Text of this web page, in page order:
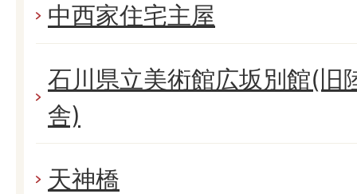
中西家住宅主屋
石川県立美術館広坂別館(旧
舎)
天神橋